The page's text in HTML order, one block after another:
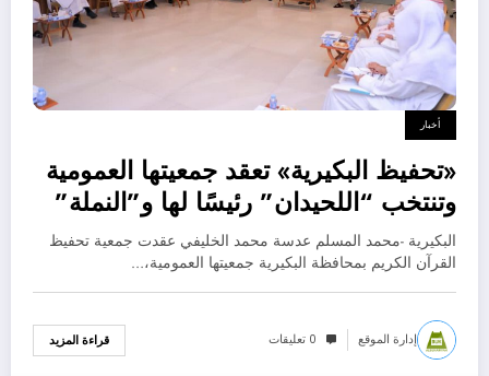
أخبار
«تحفيظ البكيرية» تعقد جمعيتها العمومية
وتنتخب “اللحيدان” رئيسًا لها و”النملة”
نائب الرئيس
البكيرية -محمد المسلم عدسة محمد الخليفي عقدت جمعية تحفيظ
القرآن الكريم بمحافظة البكيرية جمعيتها العمومية،…
إدارة الموقع 0 تعليقات قراءة المزيد